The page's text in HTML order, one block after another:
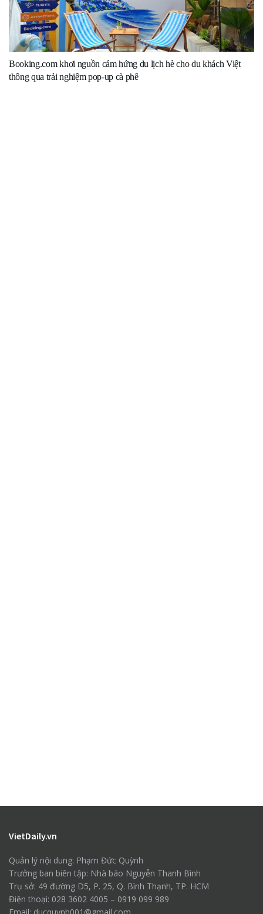
Booking.com khơi nguồn cảm hứng du lịch hè cho du khách Việt
thông qua trải nghiệm pop-up cà phê
VietDaily.vn
Quản lý nội dung: Phạm Đức Quỳnh
Trưởng ban biên tập: Nhà báo Nguyễn Thanh Bình
Trụ sở: 49 đường D5, P. 25, Q. Bình Thạnh, TP. HCM
Điện thoại: 028 3602 4005 – 0919 099 989